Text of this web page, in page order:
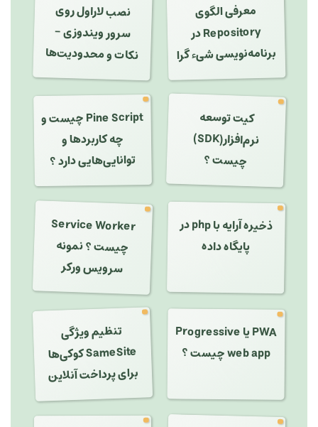
معرفی الگوی
Repository در
برنامه‌نویسی شیء گرا
نصب لاراول روی
سرور ویندوزی -
نکات و محدودیت‌ها
کیت توسعه
نرم‌افزار(SDK)
چیست ؟
Pine Script چیست و
چه کاربردها و
توانایی‌هایی دارد ؟
ذخیره آرایه با php در
پایگاه داده
Service Worker
چیست ؟ نمونه
سرویس ورکر
PWA یا Progressive
web app چیست ؟
تنظیم ویژگی
SameSiteکوکی‌ها
برای پرداخت آنلاین